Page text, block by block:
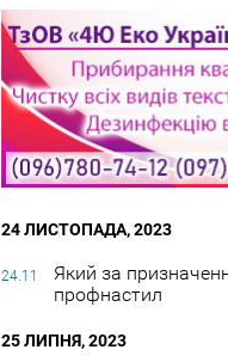
24 ЛИСТОПАДА, 2023
24.11
Який за
профнастил
25 ЛИПНЯ, 2023